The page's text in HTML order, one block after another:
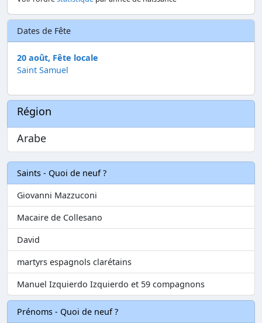
Dates de Fête
20 août, Fête locale
Saint Samuel
Région
Arabe
Saints - Quoi de neuf ?
Giovanni Mazzuconi
Macaire de Collesano
David
martyrs espagnols clarétains
Manuel Izquierdo Izquierdo et 59 compagnons
Prénoms - Quoi de neuf ?